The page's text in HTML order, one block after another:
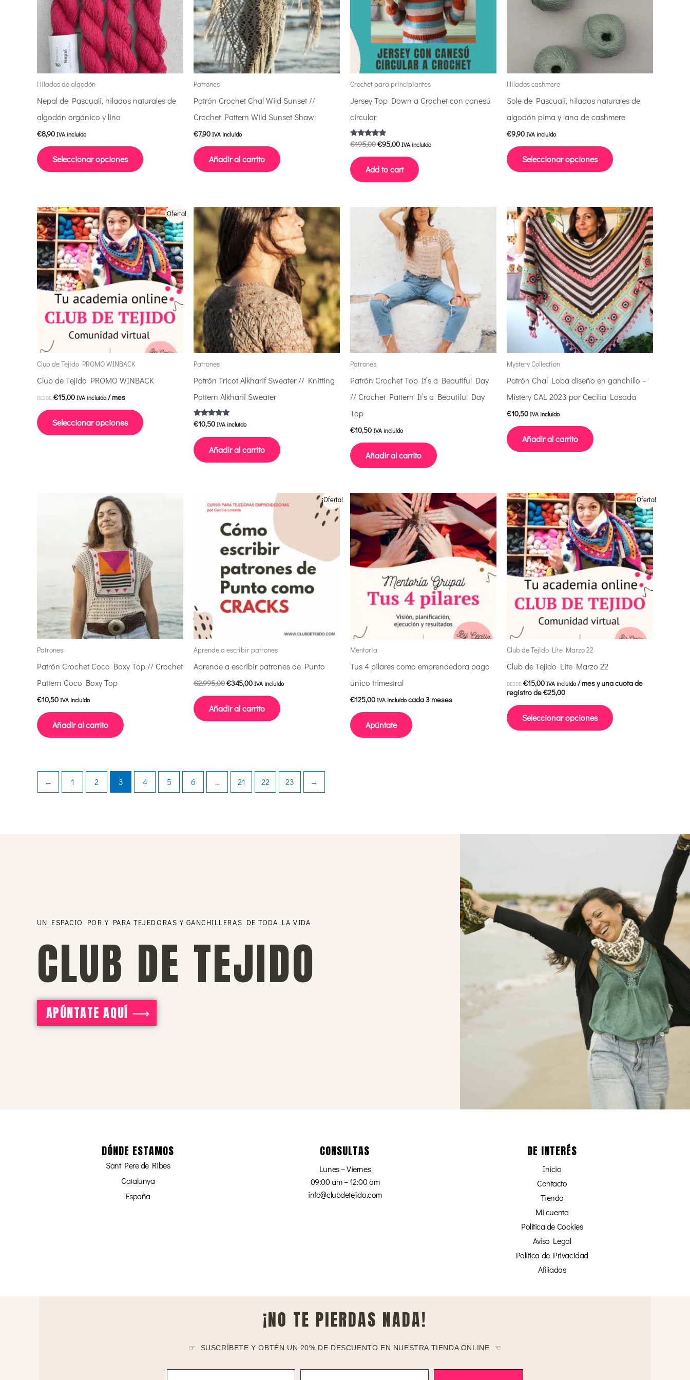
Hilados de algodón
Nepal de Pascuali, hilados naturales de
algodón orgánico y lino
€8,90 IVA incluído
Seleccionar opciones
Las
opciones
se
pueden
en
producto
Patrones
Patrón Crochet Chal Wild Sunset //
Crochet Pattern Wild Sunset Shawl
€7,90 IVA incluído
Añadir al carrito
Crochet para principiantes
Jersey Top Down a Crochet con canesú
circular
Valorado con
de 5
€195,00€95,00 IVA incluído
Add to cart
Hilados cashmere
Sole de Pascuali, hilados naturales de
algodón pima y lana de cashmere
€9,90 IVA incluído
Seleccionar opciones
Las
opciones
se
en
la
producto
¡Oferta!
Club de Tejido PROMO WINBACK
Club de Tejido PROMO WINBACK
DESDE:€15,00 IVA incluído / mes
Seleccionar opciones
Este
producto
tiene
múltiples
variantes.
Las
opciones
se
pueden
en
de
Patrones
Patrón Tricot Alkharif Sweater // Knitting
Pattern Alkharif Sweater
Valorado con
5.00
de 5
€10,50 IVA incluído
Añadir al carrito
Patrones
Patrón Crochet Top It’s a Beautiful Day
// Crochet Pattern It’s a Beautiful Day
Top
€10,50 IVA incluído
Añadir al carrito
Mystery Collection
Patrón Chal Loba diseño en ganchillo –
Mistery CAL 2023 por Cecilia Losada
€10,50 IVA incluído
Añadir al carrito
Patrones
Patrón Crochet Coco Boxy Top // Crochet
Pattern Coco Boxy Top
€10,50 IVA incluído
Añadir al carrito
¡Oferta!
Aprende a escribir patrones
Aprende a escribir patrones de Punto
€2.995,00
precio
original
era:
€2.995,00.
€345,00
precio
€345,00.
IVA incluído
Añadir al carrito
Mentoría
Tus 4 pilares como emprendedora pago
único trimestral
€125,00 IVA incluído cada 3 meses
Apúntate
¡Oferta!
Club de Tejido Lite Marzo 22
Club de Tejido Lite Marzo 22
DESDE:€15,00 IVA incluído / mes y una cuota de
registro de€25,00
Seleccionar opciones
Este
producto
tiene
múltiples
variantes.
Las
opciones
se
pueden
la
de
← 1 2 3 4 5 6 … 21 22 23 →
UN ESPACIO POR Y PARA TEJEDORAS Y GANCHILLERAS DE TODA LA VIDA
CLUB DE TEJIDO
APÚNTATE AQUÍ ⟶
DÓNDE ESTAMOS
Sant Pere de Ribes
Catalunya
España
CONSULTAS
Lunes – Viernes
09:00 am – 12:00 am
info@clubdetejido.com
DE INTERÉS
Inicio
Contacto
Tienda
Mi cuenta
Política de Cookies
Aviso Legal
Política de Privacidad
Afiliados
¡NO TE PIERDAS NADA!
☞ SUSCRÍBETE Y OBTÉN UN 20% DE DESCUENTO EN NUESTRA TIENDA ONLINE ☜